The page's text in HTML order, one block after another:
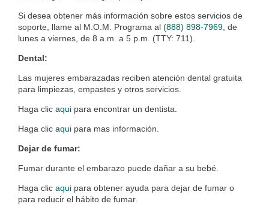
Si desea obtener más información sobre estos servicios de
soporte, llame al M.O.M. Programa al (888) 898-7969, de
lunes a viernes, de 8 a.m. a 5 p.m. (TTY: 711).
Dental:
Las mujeres embarazadas reciben atención dental gratuita
para limpiezas, empastes y otros servicios.
Haga clic aqui para encontrar un dentista.
Haga clic aqui para mas información.
Dejar de fumar:
Fumar durante el embarazo puede dañar a su bebé.
Haga clic aqui para obtener ayuda para dejar de fumar o
para reducir el hábito de fumar.